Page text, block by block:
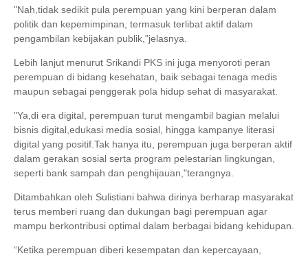
"Nah,tidak sedikit pula perempuan yang kini berperan dalam
politik dan kepemimpinan, termasuk terlibat aktif dalam
pengambilan kebijakan publik,"jelasnya.
Lebih lanjut menurut Srikandi PKS ini juga menyoroti peran
perempuan di bidang kesehatan, baik sebagai tenaga medis
maupun sebagai penggerak pola hidup sehat di masyarakat.
"Ya,di era digital, perempuan turut mengambil bagian melalui
bisnis digital,edukasi media sosial, hingga kampanye literasi
digital yang positif.Tak hanya itu, perempuan juga berperan aktif
dalam gerakan sosial serta program pelestarian lingkungan,
seperti bank sampah dan penghijauan,"terangnya.
Ditambahkan oleh Sulistiani bahwa dirinya berharap masyarakat
terus memberi ruang dan dukungan bagi perempuan agar
mampu berkontribusi optimal dalam berbagai bidang kehidupan.
“Ketika perempuan diberi kesempatan dan kepercayaan,